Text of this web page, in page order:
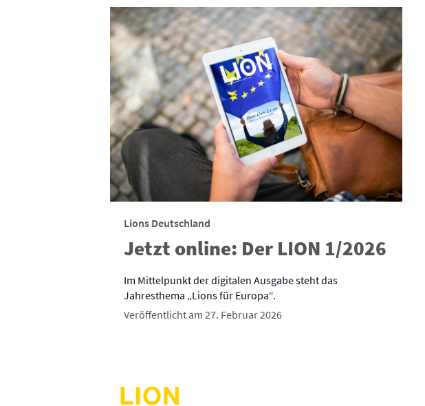
Lions Deutschland
Jetzt online: Der LION 1/2026
Im Mittelpunkt der digitalen Ausgabe steht das
Jahresthema „Lions für Europa“.
Veröffentlicht am 27. Februar 2026